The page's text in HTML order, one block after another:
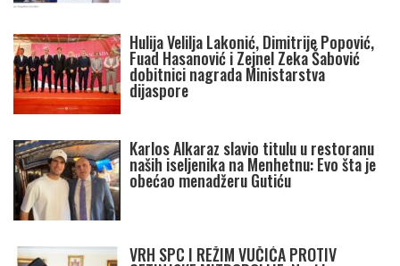
Hulija Velilja Lakonić, Dimitrije Popović,
Fuad Hasanović i Zejnel Zeka Šabović
dobitnici nagrada Ministarstva
dijaspore
Karlos Alkaraz slavio titulu u restoranu
naših iseljenika na Menhetnu: Evo šta je
obećao menadžeru Gutiću
VRH SPC I REŽIM VUČIĆA PROTIV